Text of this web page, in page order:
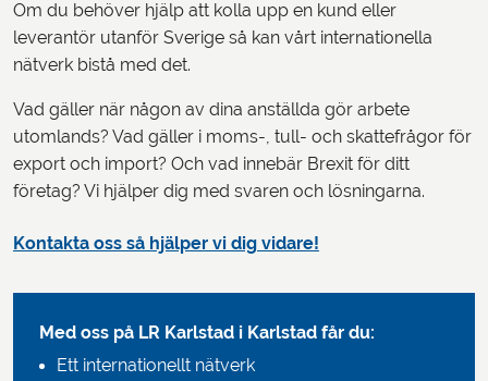
Om du behöver hjälp att kolla upp en kund eller
leverantör utanför Sverige så kan vårt internationella
nätverk bistå med det.
Vad gäller när någon av dina anställda gör arbete
utomlands? Vad gäller i moms-, tull- och skattefrågor för
export och import? Och vad innebär Brexit för ditt
företag? Vi hjälper dig med svaren och lösningarna.
Kontakta oss så hjälper vi dig vidare!
Med oss på LR Karlstad i Karlstad får du:
Ett internationellt nätverk